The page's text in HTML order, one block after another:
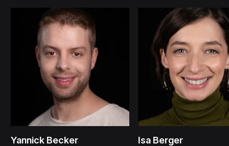
Yannick Becker Isa Berger